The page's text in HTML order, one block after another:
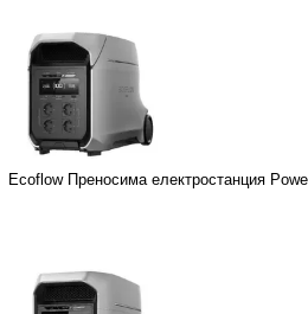
Ecoflow Преносима електростанция